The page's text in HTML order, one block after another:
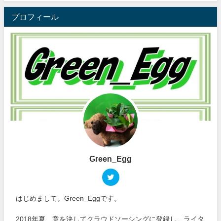
プロフィール
Green_Egg
はじめまして。Green_Eggです。
2018年夏、意を決してクラウドソーシングに登録し、ライタ